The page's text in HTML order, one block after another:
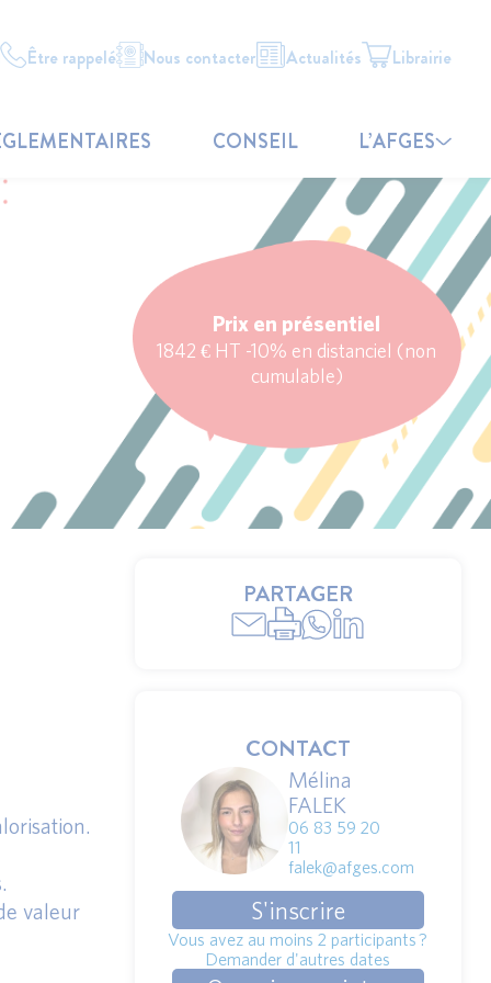
Être rappelé Nous contacter Actualités Librairie
CONSEIL L’AFGES
Prix en présentiel
1842 € HT -10% en distanciel (non
cumulable)
valeur
PARTAGER
CONTACT
Mélina
FALEK
06 83 59 20
11
falek@afges.com
S'inscrire
Vous avez au moins 2 participants ?
Demander d'autres dates